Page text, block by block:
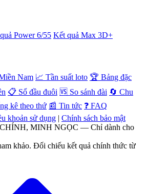
Power 6/55 Kết quả Max 3D+
Nam 📈 Tần suất loto 🏆 Bảng đặc
📋 Sổ đầu đuôi 🆚 So sánh đài 🔄 Chu
kê theo thứ 📰 Tin tức ❓ FAQ
khoản sử dụng | Chính sách bảo mật
MINH NGỌC — Chỉ dành cho
khảo. Đối chiếu kết quả chính thức từ